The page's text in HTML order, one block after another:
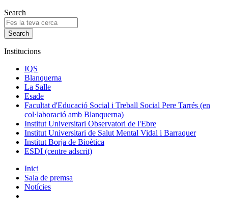
Search
Institucions
IQS
Blanquerna
La Salle
Esade
Facultat d'Educació Social i Treball Social Pere Tarrés (en
col·laboració amb Blanquerna)
Institut Universitari Observatori de l'Ebre
Institut Universitari de Salut Mental Vidal i Barraquer
Institut Borja de Bioètica
ESDI (centre adscrit)
Inici
Sala de premsa
Notícies